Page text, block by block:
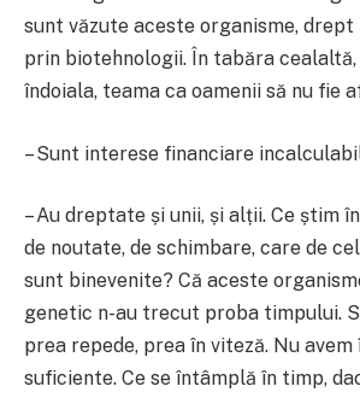
sunt văzute aceste organisme,
prin biotehnologii. În tabăra cealaltă,
îndoiala, teama ca oamenii să nu fie
– Sunt interese financiare
– Au dreptate și unii, și alții. Ce știm
de noutate, de schimbare, care de
sunt binevenite? Că aceste
genetic n-au trecut proba timpului.
prea repede, prea în viteză. Nu avem
suficiente. Ce se întâmplă în timp,